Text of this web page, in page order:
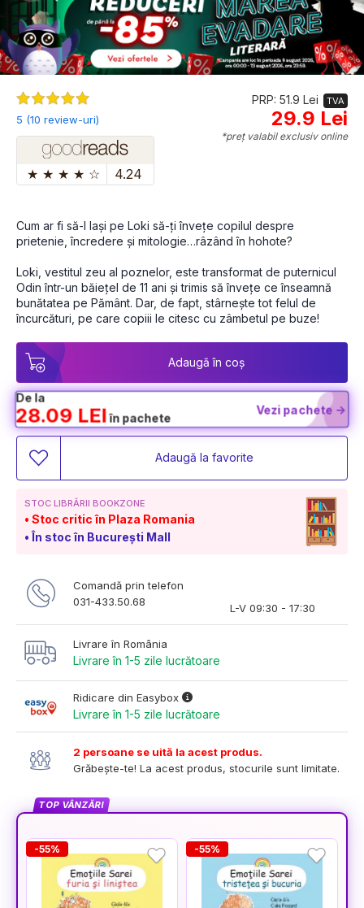
5 (10 review-uri)
★ ★ ★ ★ ☆ 4.24
PRP: 51.9 Lei TVA
29.9 Lei
*preț valabil exclusiv online
Cum ar fi să-l lași pe Loki să-ți învețe copilul despre
prietenie, încredere și mitologie…râzând în hohote?
Loki, vestitul zeu al poznelor, este transformat de puternicul
Odin într-un băiețel de 11 ani și trimis să învețe ce înseamnă
bunătatea pe Pământ. Dar, de fapt, stârnește tot felul de
încurcături, pe care copiii le citesc cu zâmbetul pe buze!
Adaugă în coș
De la
28.09 LEI în pachete
Vezi pachete ->
Adaugă la favorite
STOC LIBRĂRII BOOKZONE
Stoc critic în Plaza Romania
În stoc în București Mall
Comandă prin telefon
031-433.50.68
L-V 09:30 - 17:30
Livrare în România
Livrare în 1-5 zile lucrătoare
Ridicare din Easybox
Livrare în 1-5 zile lucrătoare
2 persoane se uită la acest produs.
Grăbește-te! La acest produs, stocurile sunt limitate.
TOP VÂNZĂRI
-55% -55%